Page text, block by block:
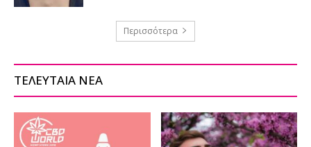
Περισσότερα
ΤΕΛΕΥΤΑΙΑ ΝΕΑ